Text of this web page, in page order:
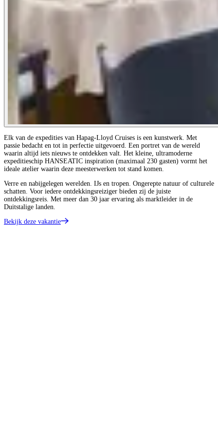
Elk van de expedities van Hapag-Lloyd Cruises is een kunstwerk. Met
passie bedacht en tot in perfectie uitgevoerd. Een portret van de wereld
waarin altijd iets nieuws te ontdekken valt. Het kleine, ultramoderne
expeditieschip HANSEATIC inspiration (maximaal 230 gasten) vormt het
ideale atelier waarin deze meesterwerken tot stand komen.
Verre en nabijgelegen werelden. IJs en tropen. Ongerepte natuur of culturele
schatten. Voor iedere ontdekkingsreiziger bieden zij de juiste
ontdekkingsreis. Met meer dan 30 jaar ervaring als marktleider in de
Duitstalige landen.
Bekijk deze vakantie